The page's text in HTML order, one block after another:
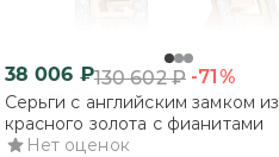
38 006 ₽130 602₽ -71%
Серьги с английским замком из
красного золота с фианитами
Нет оценок